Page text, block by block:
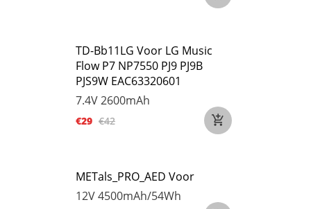
TD-Bb11LG Voor LG Music
Flow P7 NP7550 PJ9 PJ9B
PJS9W EAC63320601
7.4V2600mAh
€29 €42
METals_PRO_AED Voor
12V4500mAh/54Wh